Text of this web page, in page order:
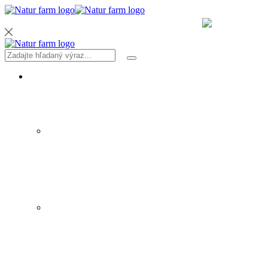
Search
input
Search